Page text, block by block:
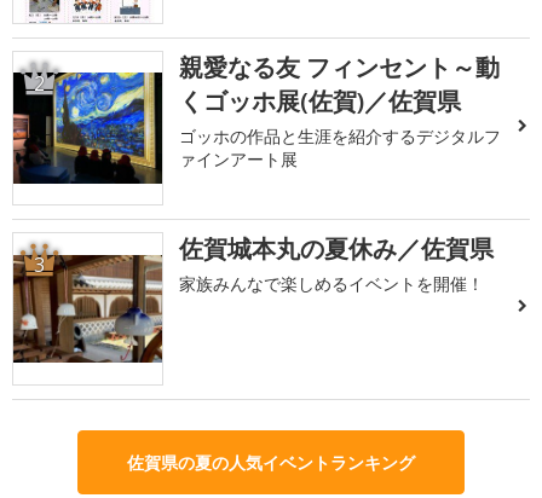
2
親愛なる友 フィンセント～動
くゴッホ展(佐賀)／佐賀県
ゴッホの作品と生涯を紹介するデジタルフ
ァインアート展
3 佐賀城本丸の夏休み／佐賀県
家族みんなで楽しめるイベントを開催！
佐賀県の夏の人気イベントランキング